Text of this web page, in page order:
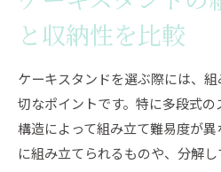
と収納性を比較
ケーキスタンドを選ぶ際には、
切なポイントです。特に多段式
構造によって組み立て難易度が
に組み立てられるものや、分解